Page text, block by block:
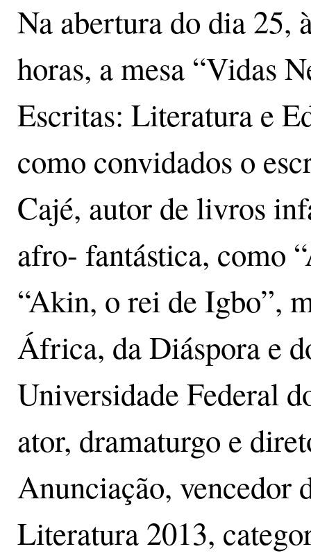
Na abertura do dia 25,
horas, a mesa “Vidas
Escritas: Literatura e
como convidados o
Cajé, autor de livros
afro- fantástica, como
“Akin, o rei de Igbo”,
África, da Diáspora e
Universidade Federal
ator, dramaturgo e
Anunciação, vencedor
Literatura 2013,